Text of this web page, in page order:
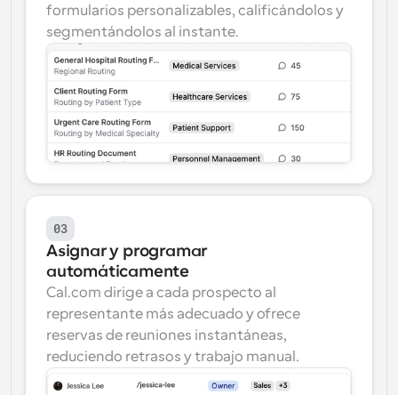
formularios personalizables, calificándolos y
segmentándolos al instante.
03
Asignar y programar
automáticamente
Cal.com dirige a cada prospecto al
representante más adecuado y ofrece
reservas de reuniones instantáneas,
reduciendo retrasos y trabajo manual.